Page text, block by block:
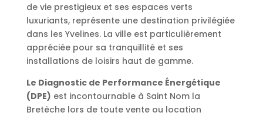
de vie prestigieux et ses espaces verts
luxuriants, représente une destination privilégiée
dans les Yvelines. La ville est particulièrement
appréciée pour sa tranquillité et ses
installations de loisirs haut de gamme.
Le Diagnostic de Performance Énergétique
(DPE) est incontournable à Saint Nom la
Bretèche lors de toute vente ou location